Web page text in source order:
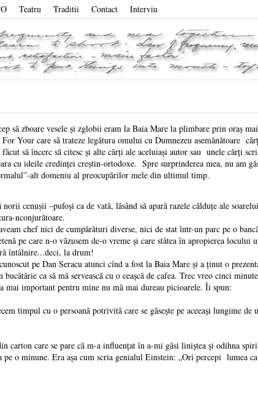
Teatru Traditii Contact Interviu
să zboare vesele și zglobii eram la Baia Mare la plimbare prin oraș
Your care să trateze legătura omului cu Dumnezeu asemănătoare
să încerc să citesc și alte cărți ale aceluiași autor sau unele cărți
cu ideile credinței creștin-ortodoxe. Spre surprinderea mea, nu am
alt domeniu al preocupărilor mele din ultimul timp.
cenușii –pufoși ca de vată, lăsând să apară razele călduțe ale
nconjurătoare.
chef nici de cumpărături diverse, nici de stat într-un parc pe o
pe care n-o văzusem de-o vreme și care stătea în apropierea locului
întâlnire...deci, la drum!
pe Dan Seracu atunci cînd a fost la Baia Mare și a ținut o
ca să mă servească cu o ceașcă de cafea. Trec vreo cinci
mai important pentru mine nu mă mai dureau picioarele. Îi spun:
timpul cu o persoană potrivită care se găsește pe aceeași lungime de
care se pare că m-a influențat în a-mi găsi liniștea și odihna
o minune. Era așa cum scria genialul Einstein: „Ori percepi lumea